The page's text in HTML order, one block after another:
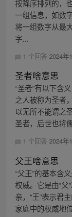
按降序排列的，
一组信息，如数
将一组数字从最
字...
1 个回答 2024年
圣者啥意思
“圣者”有以下含
之人被称为圣者
以无所不能谓之
圣者，后世也将
1 个回答 2024年
父王啥意思
“父王”的基本含
权威。它是由“父
亲，“王”表示君
家庭中的权威地